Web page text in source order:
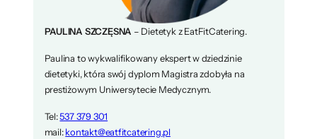
PAULINA SZCZĘSNA – Dietetyk z EatFitCatering.
Paulina to wykwalifikowany ekspert w dziedzinie
dietetyki, która swój dyplom Magistra zdobyła na
prestiżowym Uniwersytecie Medycznym.
Tel:537 379 301
mail:kontakt@eatfitcatering.pl